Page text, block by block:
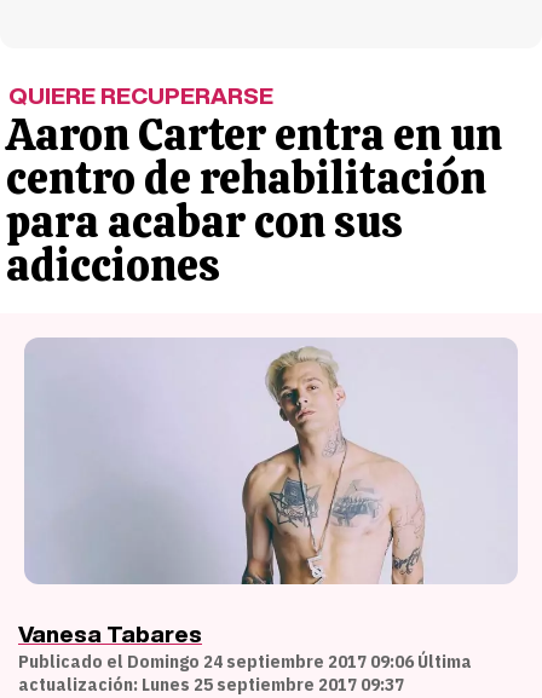
QUIERE RECUPERARSE
Aaron Carter entra en un
centro de rehabilitación
para acabar con sus
adicciones
Vanesa Tabares
Publicado el Domingo 24 septiembre 2017 09:06 Última
actualización: Lunes 25 septiembre 2017 09:37